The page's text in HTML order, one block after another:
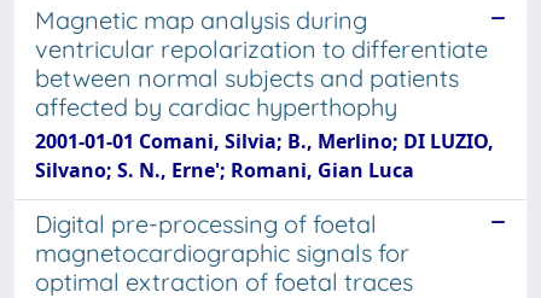
Magnetic map analysis during
ventricular repolarization to differentiate
between normal subjects and patients
affected by cardiac hyperthophy
2001-01-01 Comani, Silvia; B., Merlino; DI LUZIO,
Silvano; S. N., Erne'; Romani, Gian Luca
Digital pre-processing of foetal
magnetocardiographic signals for
optimal extraction of foetal traces